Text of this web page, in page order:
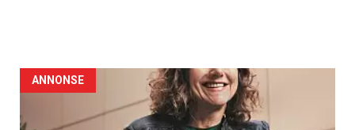
ANNONSE